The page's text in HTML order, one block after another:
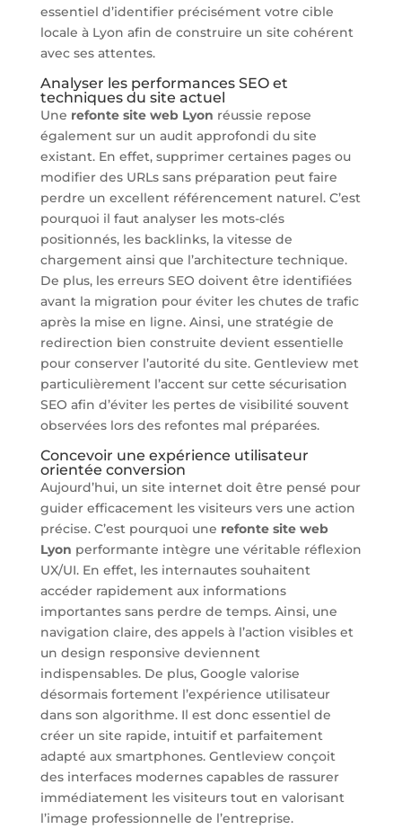
essentiel d’identifier précisément votre cible
locale à Lyon afin de construire un site cohérent
avec ses attentes.
Analyser les performances SEO et
techniques du site actuel
Une refonte site web Lyon réussie repose
également sur un audit approfondi du site
existant. En effet, supprimer certaines pages ou
modifier des URLs sans préparation peut faire
perdre un excellent référencement naturel. C’est
pourquoi il faut analyser les mots-clés
positionnés, les backlinks, la vitesse de
chargement ainsi que l’architecture technique.
De plus, les erreurs SEO doivent être identifiées
avant la migration pour éviter les chutes de trafic
après la mise en ligne. Ainsi, une stratégie de
redirection bien construite devient essentielle
pour conserver l’autorité du site. Gentleview met
particulièrement l’accent sur cette sécurisation
SEO afin d’éviter les pertes de visibilité souvent
observées lors des refontes mal préparées.
Concevoir une expérience utilisateur
orientée conversion
Aujourd’hui, un site internet doit être pensé pour
guider efficacement les visiteurs vers une action
précise. C’est pourquoi une refonte site web
Lyon performante intègre une véritable réflexion
UX/UI. En effet, les internautes souhaitent
accéder rapidement aux informations
importantes sans perdre de temps. Ainsi, une
navigation claire, des appels à l’action visibles et
un design responsive deviennent
indispensables. De plus, Google valorise
désormais fortement l’expérience utilisateur
dans son algorithme. Il est donc essentiel de
créer un site rapide, intuitif et parfaitement
adapté aux smartphones. Gentleview conçoit
des interfaces modernes capables de rassurer
immédiatement les visiteurs tout en valorisant
l’image professionnelle de l’entreprise.